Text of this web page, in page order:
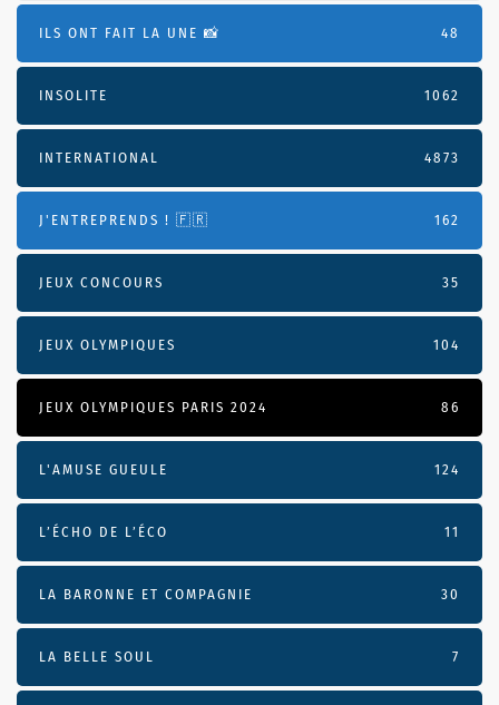
ILS ONT FAIT LA UNE 📸 48
INSOLITE 1062
INTERNATIONAL 4873
J'ENTREPRENDS ! 🇫🇷 162
JEUX CONCOURS 35
JEUX OLYMPIQUES 104
JEUX OLYMPIQUES PARIS 2024 86
L'AMUSE GUEULE 124
L’ÉCHO DE L’ÉCO 11
LA BARONNE ET COMPAGNIE 30
LA BELLE SOUL 7